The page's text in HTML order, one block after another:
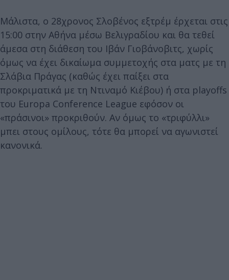
Μάλιστα, ο 28χρονος Σλοβένος εξτρέμ έρχεται στις
15:00 στην Αθήνα μέσω Βελιγραδίου και θα τεθεί
άμεσα στη διάθεση του Ιβάν Γιοβάνοβιτς, χωρίς
όμως να έχει δικαίωμα συμμετοχής στα ματς με τη
Σλάβια Πράγας (καθώς έχει παίξει στα
προκριματικά με τη Ντιναμό Κιέβου) ή στα playoffs
του Europa Conference League εφόσον οι
«πράσινοι» προκριθούν. Αν όμως το «τριφύλλι»
μπει στους ομίλους, τότε θα μπορεί να αγωνιστεί
κανονικά.